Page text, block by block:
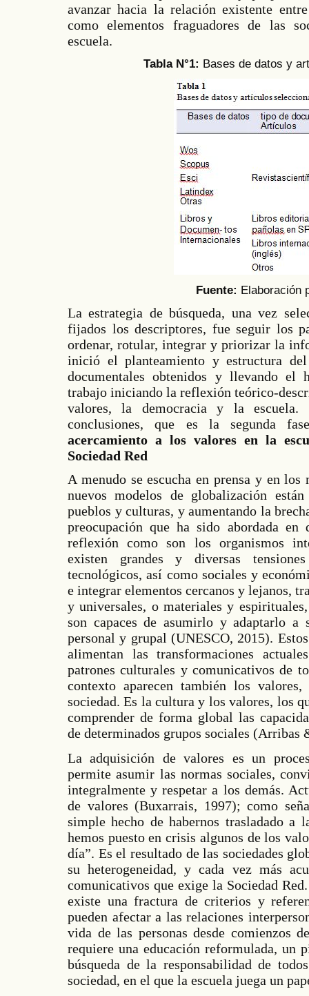
avanzar hacia la relación existente
como elementos fraguadores de las
escuela.
Tabla N°1: Bases de datos y
Fuente: Elaboración
La estrategia de búsqueda, una vez
fijados los descriptores, fue seguir los
ordenar, rotular, integrar y priorizar la
inició el planteamiento y estructura
documentales obtenidos y llevando
trabajo iniciando la reflexión teórico-
valores, la democracia y la
conclusiones, que es la segunda
acercamiento a los valores en la
Sociedad Red
A menudo se escucha en prensa y en
nuevos modelos de globalización
pueblos y culturas, y aumentando la
preocupación que ha sido abordada en
reflexión como son los organismos
existen grandes y diversas
tecnológicos, así como sociales y
e integrar elementos cercanos y lejanos,
y universales, o materiales y
son capaces de asumirlo y adaptarlo a
personal y grupal (UNESCO, 2015).
alimentan las transformaciones
patrones culturales y comunicativos de
contexto aparecen también los
sociedad. Es la cultura y los valores, los
comprender de forma global las
de determinados grupos sociales (Arribas
La adquisición de valores es un
permite asumir las normas sociales,
integralmente y respetar a los demás.
de valores (Buxarrais, 1997); como
simple hecho de habernos trasladado
hemos puesto en crisis algunos de los
día”. Es el resultado de las sociedades
su heterogeneidad, y cada vez más
comunicativos que exige la Sociedad
existe una fractura de criterios y
pueden afectar a las relaciones
vida de las personas desde comienzos
requiere una educación reformulada, un
búsqueda de la responsabilidad de
sociedad, en el que la escuela juega un